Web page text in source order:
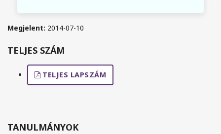
Megjelent: 2014-07-10
TELJES SZÁM
TELJES LAPSZÁM
TANULMÁNYOK